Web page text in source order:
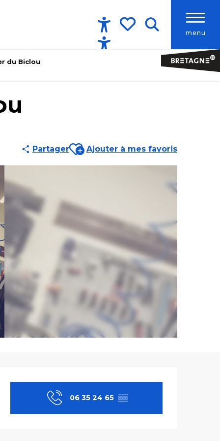
menu
Accessibilité
du Biclou
PartagerAjouter aux favoris
Ajouter à mes favoris
et
06 35 24 65 ▒▒